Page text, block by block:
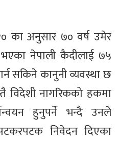
का अनुसार ७० वर्ष उमेर
नेपाली कैदीलाई ७५
सकिने कानुनी व्यवस्था छ
विदेशी नागरिकको हकमा
हुनुपर्ने भन्दै उनले
निवेदन दिएका